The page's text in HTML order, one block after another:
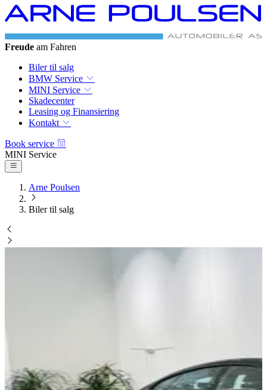
Freude am Fahren
Biler til salg
BMW Service
MINI Service
Skadecenter
Leasing og Finansiering
Kontakt
Book service
MINI Service
Arne Poulsen
Biler til salg